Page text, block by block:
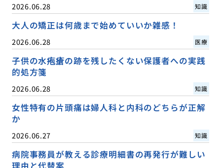
2026.06.28 知識
大人の矯正は何歳まで始めていいか雑感！
2026.06.28 医療
子供の水疱瘡の跡を残したくない保護者への実践
的処方箋
2026.06.28 知識
女性特有の片頭痛は婦人科と内科のどちらが正解
か
2026.06.27 知識
病院事務員が教える診療明細書の再発行が難しい
理由と代替案